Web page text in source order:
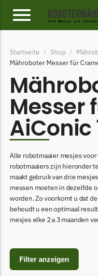
Alpina Messer
Ambrogio
Ambrogio Messer
Begrenzungsdraht
Belrobotics
Belrobotics Messer
Begrenzungsdraht
Black & Decker
Black & Decker Messer
Begrenzungsdraht
Bosch Indego Messer
Startseite / Shop /
Mähroboter Messer für
Messer
AiConic
Alle robotmaaier mesjes voor
robotmaaiers zijn hieronder
maakt gebruik van drie
messen moeten in dezelfde
worden. Zo voorkomt u dat
behoudt u een optimaal
mesjes elke 2 a 3 maanden
Filter anzeigen